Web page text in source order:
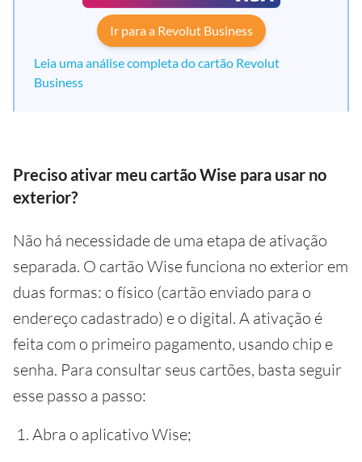
Ir para a Revolut Business
Leia uma análise completa do cartão Revolut
Business
Preciso ativar meu cartão Wise para usar no
exterior?
Não há necessidade de uma etapa de ativação
separada. O cartão Wise funciona no exterior em
duas formas: o físico (cartão enviado para o
endereço cadastrado) e o digital. A ativação é
feita com o primeiro pagamento, usando chip e
senha. Para consultar seus cartões, basta seguir
esse passo a passo:
Abra o aplicativo Wise;